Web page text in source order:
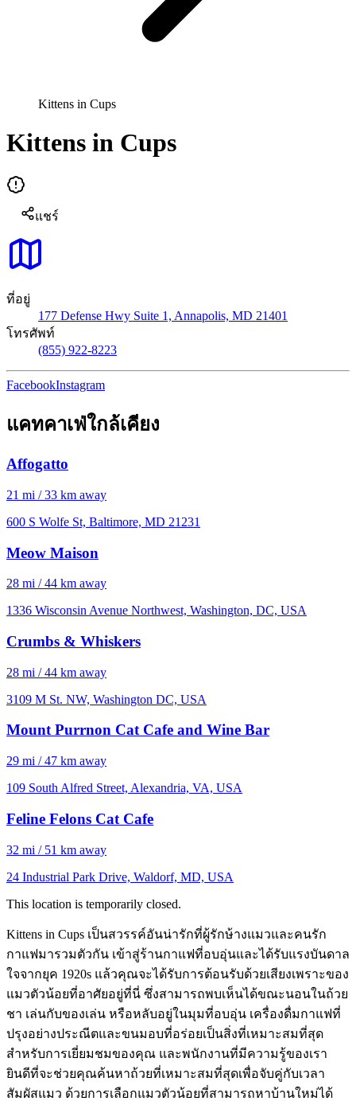
Kittens in Cups
Kittens in Cups
แชร์
ที่อยู่
177 Defense Hwy Suite 1, Annapolis, MD 21401
โทรศัพท์
(855) 922-8223
FacebookInstagram
แคทคาเฟ่ใกล้เคียง
Affogatto
21 mi / 33 km away
600 S Wolfe St, Baltimore, MD 21231
Meow Maison
28 mi / 44 km away
1336 Wisconsin Avenue Northwest, Washington, DC, USA
Crumbs & Whiskers
28 mi / 44 km away
3109 M St. NW, Washington DC, USA
Mount Purrnon Cat Cafe and Wine Bar
29 mi / 47 km away
109 South Alfred Street, Alexandria, VA, USA
Feline Felons Cat Cafe
32 mi / 51 km away
24 Industrial Park Drive, Waldorf, MD, USA
This location is temporarily closed.
Kittens in Cups เป็นสวรรค์อันน่ารักที่ผู้รักษ้างแมวและคนรัก
กาแฟมารวมตัวกัน เข้าสู่ร้านกาแฟที่อบอุ่นและได้รับแรงบันดาล
ใจจากยุค 1920s แล้วคุณจะได้รับการต้อนรับด้วยเสียงเพราะของ
แมวตัวน้อยที่อาศัยอยู่ที่นี่ ซึ่งสามารถพบเห็นได้ขณะนอนในถ้วย
ชา เล่นกับของเล่น หรือหลับอยู่ในมุมที่อบอุ่น เครื่องดื่มกาแฟที่
ปรุงอย่างประณีตและขนมอบที่อร่อยเป็นสิ่งที่เหมาะสมที่สุด
สำหรับการเยี่ยมชมของคุณ และพนักงานที่มีความรู้ของเรา
ยินดีที่จะช่วยคุณค้นหาถ้วยที่เหมาะสมที่สุดเพื่อจับคู่กับเวลา
สัมผัสแมว ด้วยการเลือกแมวตัวน้อยที่สามารถหาบ้านใหม่ได้